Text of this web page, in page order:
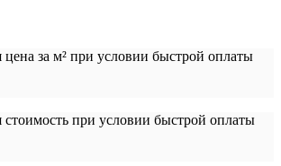
цена за м² при условии быстрой оплаты
cтоимость при условии быстрой оплаты